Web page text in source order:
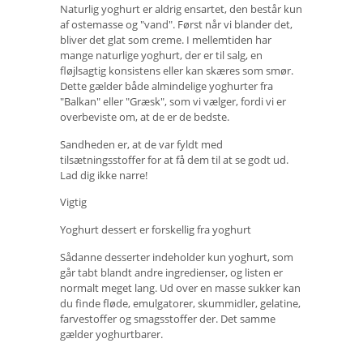
Naturlig yoghurt er aldrig ensartet, den består kun
af ostemasse og "vand". Først når vi blander det,
bliver det glat som creme. I mellemtiden har
mange naturlige yoghurt, der er til salg, en
fløjlsagtig konsistens eller kan skæres som smør.
Dette gælder både almindelige yoghurter fra
"Balkan" eller "Græsk", som vi vælger, fordi vi er
overbeviste om, at de er de bedste.
Sandheden er, at de var fyldt med
tilsætningsstoffer for at få dem til at se godt ud.
Lad dig ikke narre!
Vigtig
Yoghurt dessert er forskellig fra yoghurt
Sådanne desserter indeholder kun yoghurt, som
går tabt blandt andre ingredienser, og listen er
normalt meget lang. Ud over en masse sukker kan
du finde fløde, emulgatorer, skummidler, gelatine,
farvestoffer og smagsstoffer der. Det samme
gælder yoghurtbarer.